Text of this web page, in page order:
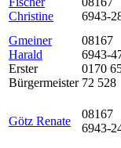
Christine
6943-
Gmeiner
Harald
Erster
Bürgermeister
08167
6943-
0170
72 528
Götz Renate
08167
6943-